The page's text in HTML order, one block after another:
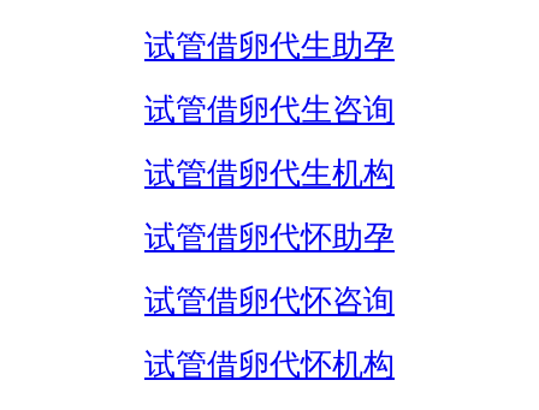
试管借卵代生助孕
试管借卵代生咨询
试管借卵代生机构
试管借卵代怀助孕
试管借卵代怀咨询
试管借卵代怀机构